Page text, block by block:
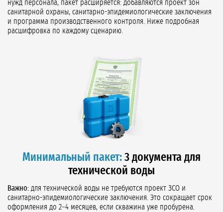
нужд персонала, пакет расширяется: добавляются проект зон
санитарной охраны, санитарно-эпидемиологические заключения
и программа производственного контроля. Ниже подробная
расшифровка по каждому сценарию.
Минимальный пакет: 3 документа для
технической воды
Важно: для технической воды не требуются проект ЗСО и
санитарно-эпидемиологические заключения. Это сокращает срок
оформления до 2–4 месяцев, если скважина уже пробурена.